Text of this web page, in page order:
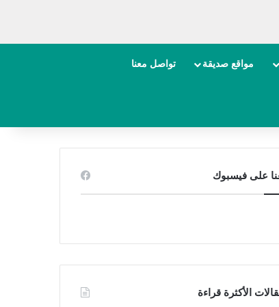
مواقع صديقة تواصل معنا
على فيسبوك
الأكثرة قراءة